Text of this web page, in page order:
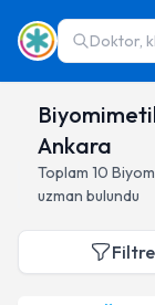
Doktor,
Ankara
Toplam 10
uzman bulundu